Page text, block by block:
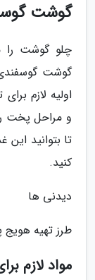
گوشت
چلو گوشت را
گوشت گوسفندی
اولیه لازم
و مراحل پخت
تا بتوانید
کنید.
دیدنی ها
طرز تهیه
مواد لازم برای 6 تا 8